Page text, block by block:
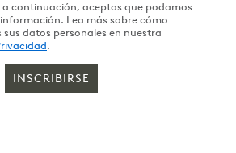
a continuación, aceptas que podamos
Lea más sobre cómo
sus datos personales en nuestra
.
INSCRIBIRSE